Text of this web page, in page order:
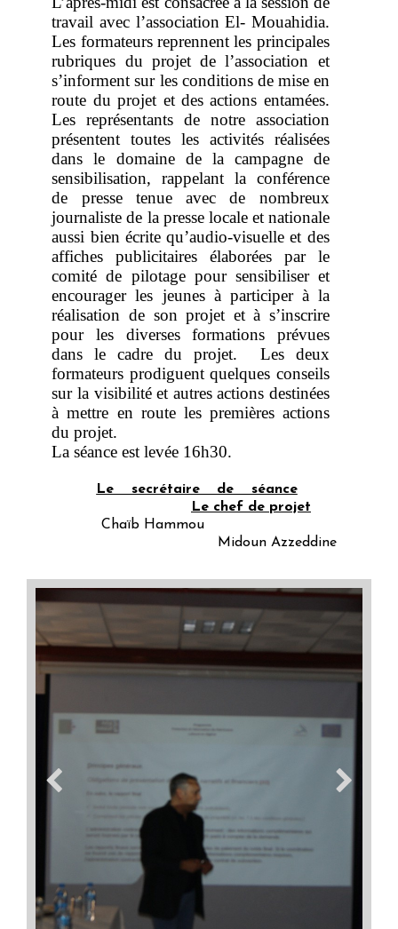
travail avec l’association El- Mouahidia.
Les formateurs reprennent les principales
rubriques du projet de l’association et
s’informent sur les conditions de mise en
route du projet et des actions entamées.
Les représentants de notre association
présentent toutes les activités réalisées
dans le domaine de la campagne de
sensibilisation, rappelant la conférence
de presse tenue avec de nombreux
journaliste de la presse locale et nationale
aussi bien écrite qu’audio-visuelle et des
affiches publicitaires élaborées par le
comité de pilotage pour sensibiliser et
encourager les jeunes à participer à la
réalisation de son projet et à s’inscrire
pour les diverses formations prévues
dans le cadre du projet. Les deux
formateurs prodiguent quelques conseils
sur la visibilité et autres actions destinées
à mettre en route les premières actions
du projet.
La séance est levée 16h30.
Le secrétaire de séance
Le chef de projet
Chaïb Hammou
Midoun Azzeddine